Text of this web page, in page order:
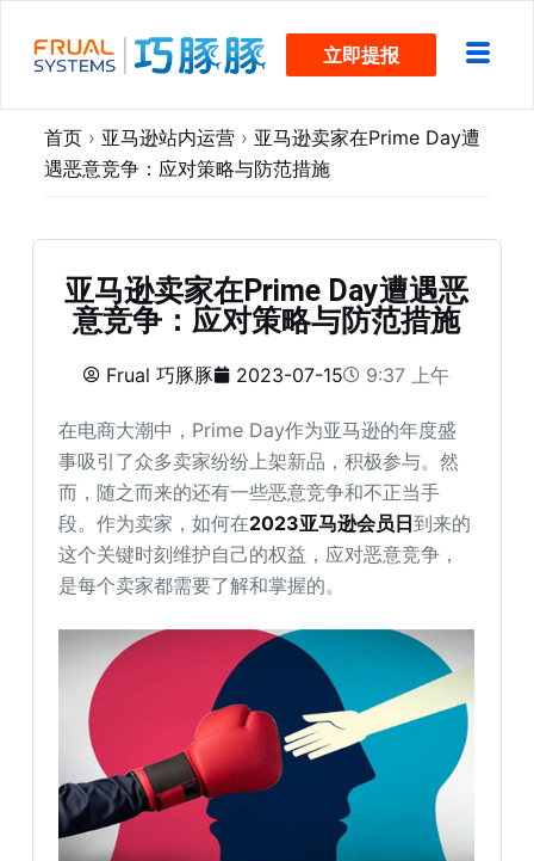
过
立即提报
首页 › 亚马逊站内运营 › 亚马逊卖家在Prime Day遭
遇恶意竞争：应对策略与防范措施
亚马逊卖家在Prime Day遭遇恶
意竞争：应对策略与防范措施
Frual 巧豚豚 2023-07-15 9:37 上午
在电商大潮中，Prime Day作为亚马逊的年度盛
事吸引了众多卖家纷纷上架新品，积极参与。然
而，随之而来的还有一些恶意竞争和不正当手
段。作为卖家，如何在2023亚马逊会员日到来的
这个关键时刻维护自己的权益，应对恶意竞争，
是每个卖家都需要了解和掌握的。